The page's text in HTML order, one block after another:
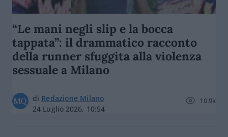
“Le mani negli slip e la bocca
tappata”: il drammatico racconto
della runner sfuggita alla violenza
sessuale a Milano
di Redazione Milano
24 Luglio 2026, 10:54
10.9k